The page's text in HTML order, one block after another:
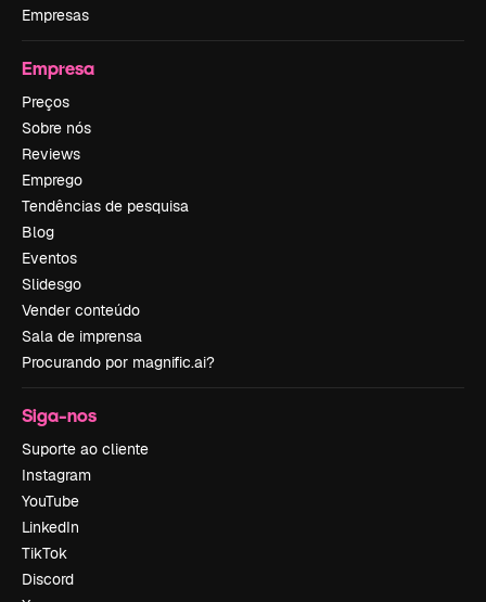
Empresas
Empresa
Preços
Sobre nós
Reviews
Emprego
Tendências de pesquisa
Blog
Eventos
Slidesgo
Vender conteúdo
Sala de imprensa
Procurando por magnific.ai?
Siga-nos
Suporte ao cliente
Instagram
YouTube
LinkedIn
TikTok
Discord